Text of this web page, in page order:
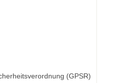
(GPSR)